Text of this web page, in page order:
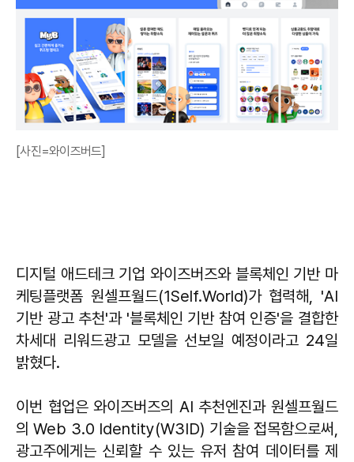
[사진=와이즈버드]
디지털 애드테크 기업 와이즈버즈와 블록체인 기반 마
케팅플랫폼 원셀프월드(1Self.World)가 협력해, 'AI
기반 광고 추천'과 '블록체인 기반 참여 인증'을 결합한
차세대 리워드광고 모델을 선보일 예정이라고 24일
밝혔다.
이번 협업은 와이즈버즈의 AI 추천엔진과 원셀프월드
의 Web 3.0 Identity(W3ID) 기술을 접목함으로써,
광고주에게는 신뢰할 수 있는 유저 참여 데이터를 제